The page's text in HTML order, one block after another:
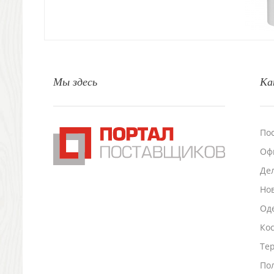
Подставки для визиток записок телефонов
Промо
Антистрессы
Мы здесь